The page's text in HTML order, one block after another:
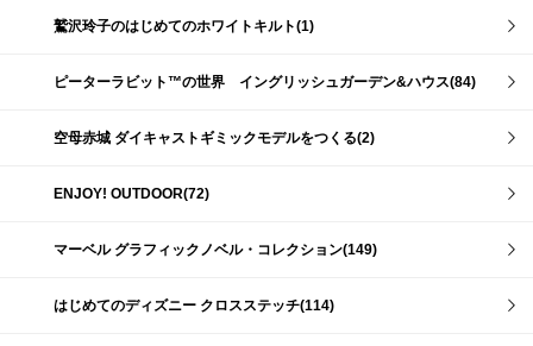
鷲沢玲子のはじめてのホワイトキルト(1)
ピーターラビット™の世界 イングリッシュガーデン&ハウス(84)
空母赤城 ダイキャストギミックモデルをつくる(2)
ENJOY! OUTDOOR(72)
マーベル グラフィックノベル・コレクション(149)
はじめてのディズニー クロスステッチ(114)